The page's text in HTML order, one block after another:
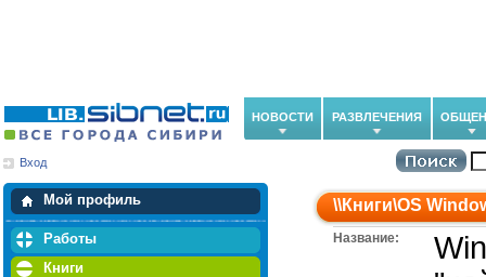
НОВОСТИ РАЗВЛЕЧЕНИЯ
Вход
Мой профиль
Мои закладки
Работы
Книги
\\Книги\OS
Название: